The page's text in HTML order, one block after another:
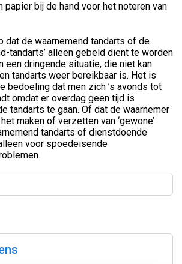
papier bij de hand voor het noteren van
dat de waarnemend tandarts of de
tandarts’ alleen gebeld dient te worden
een dringende situatie, die niet kan
tandarts weer bereikbaar is. Het is
bedoeling dat men zich ’s avonds tot
omdat er overdag geen tijd is
tandarts te gaan. Of dat de waarnemer
maken of verzetten van ‘gewone’
tandarts of dienstdoende
voor spoedeisende